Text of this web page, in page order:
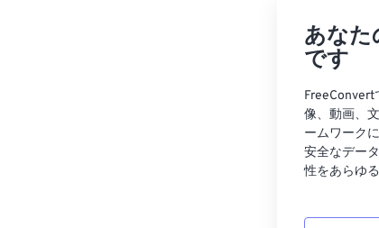
あなた
です
FreeConvert
像、動画、
ームワーク
安全なデー
性をあらゆ